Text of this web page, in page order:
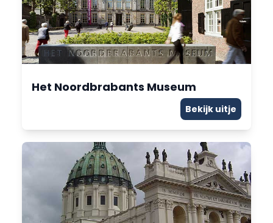
Het Noordbrabants Museum
Bekijk uitje